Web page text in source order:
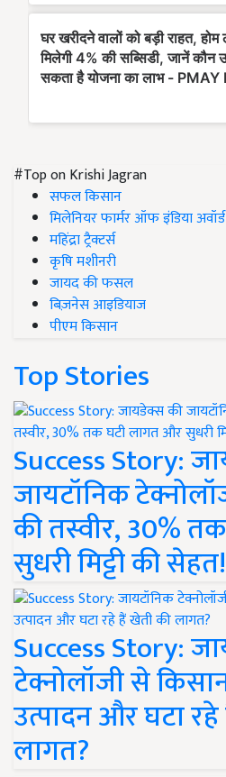
#Top on Krishi Jagran
सफल किसान
मिलेनियर फार्मर ऑफ इंडिया अवॉर्ड
महिंद्रा ट्रैक्टर्स
कृषि मशीनरी
जायद की फसल
बिज़नेस आइडियाज
पीएम किसान
Top Stories
Success Story:
जायटॉनिक
की तस्वीर, 30%
सुधरी मिट्टी की सेहत!
Success Story:
टेक्नोलॉजी से
उत्पादन और घटा
लागत?